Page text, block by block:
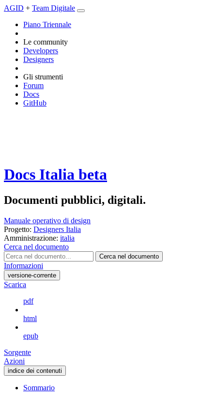
AGID + Team Digitale
Piano Triennale
Le community
Developers
Designers
Gli strumenti
Forum
Docs
GitHub
Docs Italia beta
Documenti pubblici, digitali.
Manuale operativo di design
Progetto: Designers Italia
Amministrazione: italia
Cerca nel documento
Cerca nel documento
Informazioni
versione-corrente
Scarica
pdf
html
epub
Sorgente
Azioni
indice dei contenuti
Sommario